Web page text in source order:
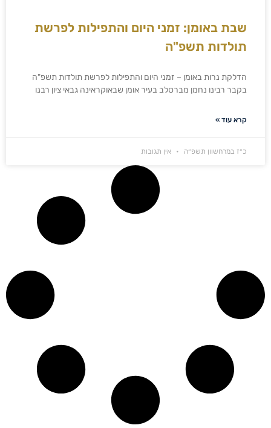
שבת באומן: זמני היום והתפילות לפרשת
תולדות תשפ"ה
הדלקת נרות באומן – זמני היום והתפילות לפרשת תולדות תשפ"ה
בקבר רבינו נחמן מברסלב בעיר אומן שבאוקראינה גבאי ציון רבנו
קרא עוד »
כ״ז במרחשוון תשפ״ה אין תגובות